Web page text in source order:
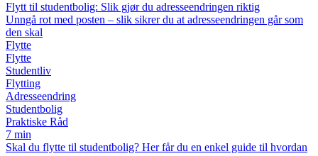
Flytt til studentbolig: Slik gjør du adresseendringen riktig
Unngå rot med posten – slik sikrer du at adresseendringen går som
den skal
Flytte
Flytte
Studentliv
Flytting
Adresseendring
Studentbolig
Praktiske Råd
7 min
Skal du flytte til studentbolig? Her får du en enkel guide til hvordan